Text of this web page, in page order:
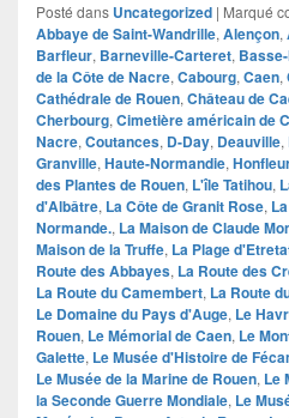
Posté dans Uncategorized | Marqué
Abbaye de Saint-Wandrille, Alençon,
Barfleur, Barneville-Carteret,
de la Côte de Nacre, Cabourg, Caen,
Cathédrale de Rouen, Château de
Cherbourg, Cimetière américain de
Nacre, Coutances, D-Day, Deauville,
Granville, Haute-Normandie,
des Plantes de Rouen, L'île Tatihou,
d'Albâtre, La Côte de Granit Rose,
Normande., La Maison de Claude
Maison de la Truffe, La Plage
Route des Abbayes, La Route des
La Route du Camembert, La Route
Le Domaine du Pays d'Auge, Le
Rouen, Le Mémorial de Caen, Le
Galette, Le Musée d'Histoire de
Le Musée de la Marine de Rouen, Le
la Seconde Guerre Mondiale, Le